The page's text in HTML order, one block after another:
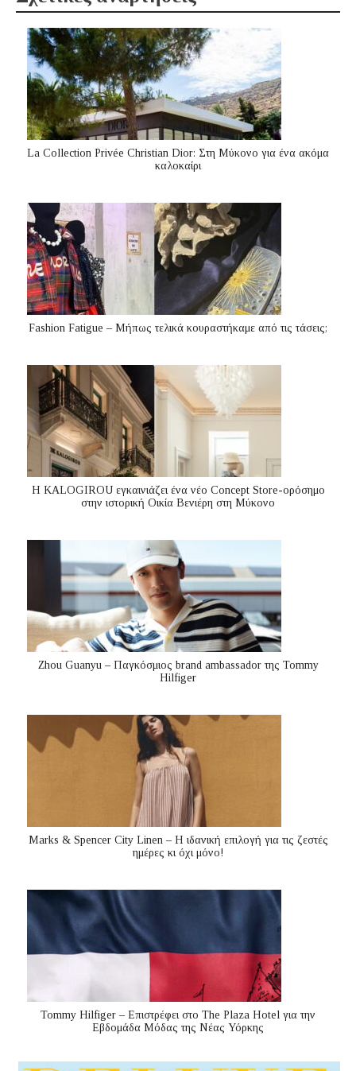
La Collection Privée Christian Dior: Στη Μύκονο για ένα ακόμα
καλοκαίρι
Fashion Fatigue – Μήπως τελικά κουραστήκαμε από τις τάσεις;
Η KALOGIROU εγκαινιάζει ένα νέο Concept Store-ορόσημο
στην ιστορική Οικία Βενιέρη στη Μύκονο
Zhou Guanyu – Παγκόσμιος brand ambassador της Tommy
Hilfiger
Marks & Spencer City Linen – Η ιδανική επιλογή για τις ζεστές
ημέρες κι όχι μόνο!
Tommy Hilfiger – Επιστρέφει στο The Plaza Hotel για την
Εβδομάδα Μόδας της Νέας Υόρκης